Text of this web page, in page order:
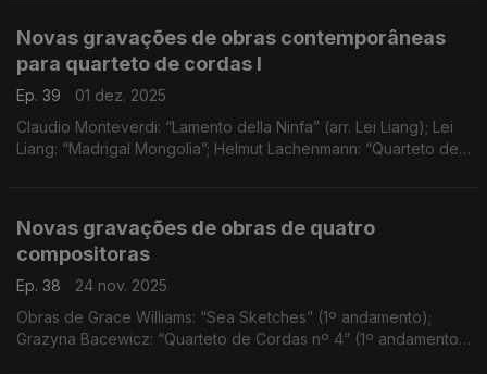
Novas gravações de obras contemporâneas
para quarteto de cordas I
Ep. 39
01 dez. 2025
Claudio Monteverdi: “Lamento della Ninfa” (arr. Lei Liang); Lei
Liang: “Madrigal Mongolia”; Helmut Lachenmann: “Quarteto de
Novas gravações de obras de quatro
compositoras
Ep. 38
24 nov. 2025
Obras de Grace Williams: “Sea Sketches” (1º andamento);
Grazyna Bacewicz: “Quarteto de Cordas nº 4” (1º andamento);